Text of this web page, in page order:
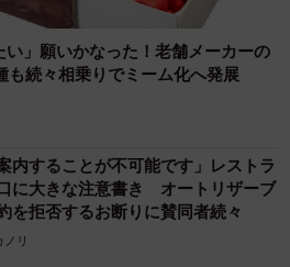
い」願いかなった！老舗メーカーの
続々相乗りでミーム化へ発展
内することが不可能です」レストラ
に大きな注意書き オートリザーブ
を拒否するお断りに賛同者続々
ノリ